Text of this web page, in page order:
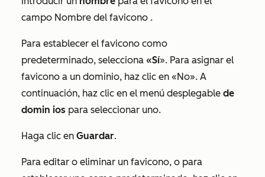
campo Nombre del favicono .
Para establecer el favicono como
predeterminado, selecciona «Sí». Para asignar el
favicono a un dominio, haz clic en «No». A
continuación, haz clic en el menú desplegable de
domin ios para seleccionar uno.
Haga clic en Guardar.
Para editar o eliminar un favicono, o para